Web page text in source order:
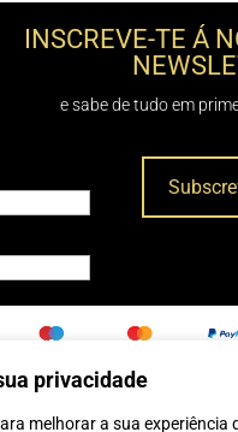
privacidade
melhorar a sua experiência
INSCREVE-TE Á
e sabe de tudo em